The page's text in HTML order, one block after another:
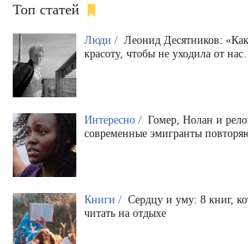
Топ статей
Люди / Леонид Десятников:
красоту, чтобы не уходила от
Интересно / Гомер, Нолан и
современные эмигранты
Книги / Сердцу и уму: 8 книг,
читать на отдыхе